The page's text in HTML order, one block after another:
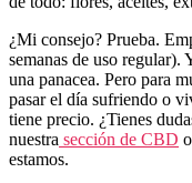
¿Mi consejo? Prueba.
semanas de uso regular).
una panacea. Pero para
pasar el día sufriendo o
tiene precio. ¿Tienes
nuestra sección de CBD
estamos.